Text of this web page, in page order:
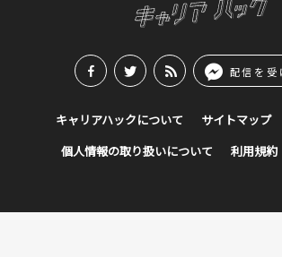
配信を受
キャリアハックについて サイトマップ
個人情報の取り扱いについて 利用規約